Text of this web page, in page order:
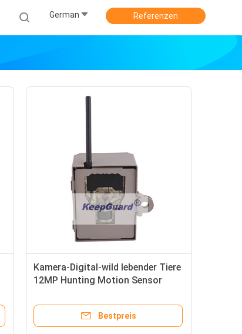
German Referenzen
Kamera-Digital-wild lebender Tiere
12MP Hunting Motion Sensor
Bestpreis